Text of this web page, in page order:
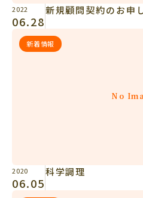
2022
06.28
新規顧問契約のお申
No
新着情報
2020
06.05
科学調理